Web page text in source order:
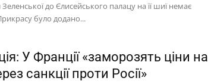
до Єлисейського палацу на її шиї немає
Прикрасу було додано...
У Франції «заморозять ціни на
санкції проти Росії»